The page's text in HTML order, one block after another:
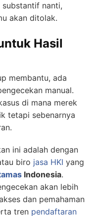
substantif nanti,
akan ditolak.
Hasil
membantu, ada
manual.
di mana merek
tetapi sebenarnya
ini adalah dengan
biro jasa HKI yang
Indonesia.
akan lebih
dan pemahaman
tren pendaftaran